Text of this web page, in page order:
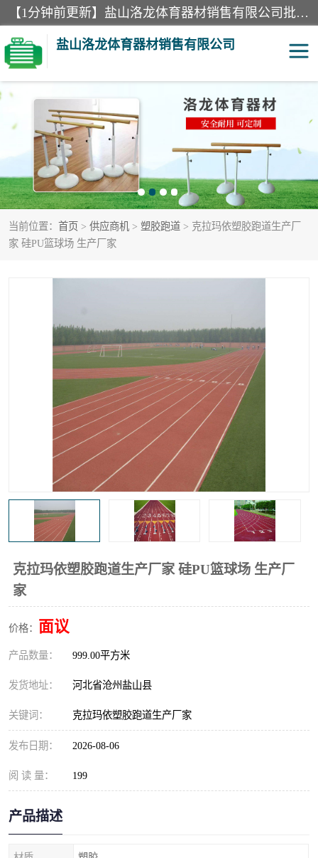
【1分钟前更新】盐山洛龙体育器材销售有限公司批量供应：300米障碍器材、400米障碍器材、部队训练器材、双杠、体操垫、舞蹈把杆等产品。盐山洛龙体育器材销售有限公司经过多年的发展，集研发，生产，销售，售后服务为一体. 奉行“质量，信誉，服务”的宗旨，以开拓创新的精神和真诚守信的态度积极进取。
盐山洛龙体育器材销售有限公司
当前位置： 首页 > 供应商机 > 塑胶跑道 > 克拉玛依塑胶跑道生产厂
家 硅PU篮球场 生产厂家
克拉玛依塑胶跑道生产厂家 硅PU篮球场 生产厂
家
价格： 面议
产品数量： 999.00平方米
发货地址： 河北省沧州盐山县
关键词： 克拉玛依塑胶跑道生产厂家
发布日期： 2026-08-06
阅 读 量： 199
产品描述
单双杠 舞蹈把杆
400米障碍器材 体操垫
300米障碍器材 攀爬架
塑胶跑道 400米障碍器材1